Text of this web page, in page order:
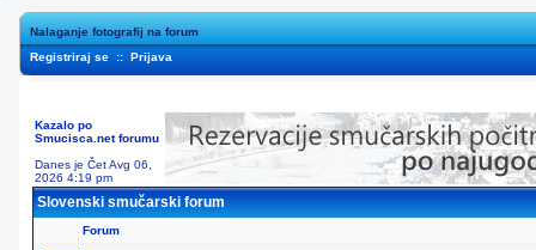
Nalaganje fotografij na forum
Registriraj se :: Prijava
Kazalo po
Smucisca.net forumu
Danes je Čet Avg 06,
2026 4:19 pm
Slovenski smučarski forum
Forum